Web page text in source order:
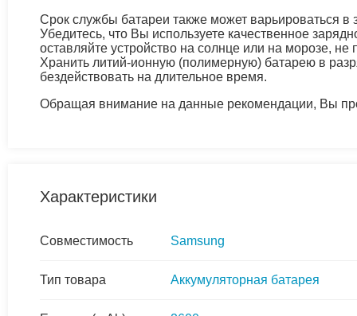
Срок службы батареи также может варьироваться в
Убедитесь, что Вы используете качественное
оставляйте устройство на солнце или на морозе,
Хранить литий-ионную (полимерную) батарею в
бездействовать на длительное время.
Обращая внимание на данные рекомендации, Вы
Характеристики
Совместимость Samsung
Тип товара Аккумуляторная батарея